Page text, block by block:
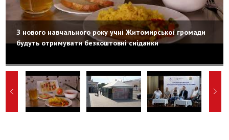
З нового навчального року учні Житомирської громади
будуть отримувати безкоштовні сніданки